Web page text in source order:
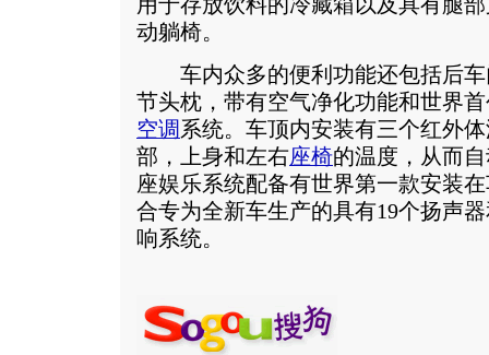
用于存放饮料的冷藏箱以及具有腿
动躺椅。
车内众多的便利功能还包括后车
节头枕，带有空气净化功能和世界
空调 系统。车顶内安装有三个红外
部，上身和左右座椅的温度，从而
座娱乐系统配备有世界第一款安装
合专为全新车生产的具有19个扬声
响系统。